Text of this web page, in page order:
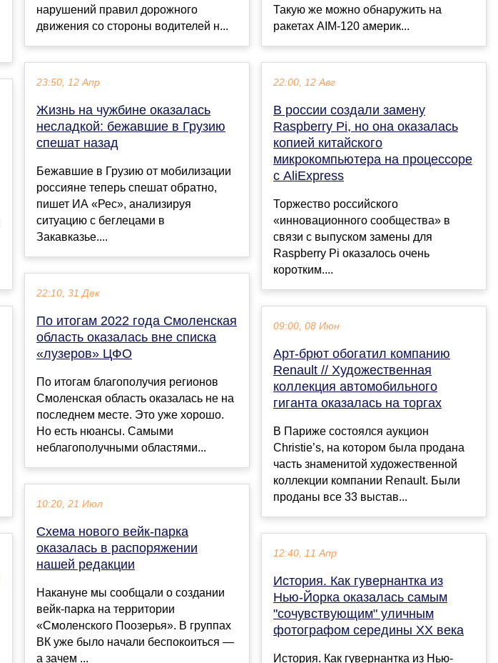
нарушений правил дорожного
движения со стороны водителей н...
23:50, 12 Апр
Жизнь на чужбине оказалась
несладкой: бежавшие в Грузию
спешат назад
Бежавшие в Грузию от мобилизации
россияне теперь спешат обратно,
пишет ИА «Рес», анализируя
ситуацию с беглецами в
Закавказье....
22:10, 31 Дек
По итогам 2022 года Смоленская
область оказалась вне списка
«лузеров» ЦФО
По итогам благополучия регионов
Смоленская область оказалась не на
последнем месте. Это уже хорошо.
Но есть нюансы. Самыми
неблагополучными областями...
10:20, 21 Июл
Схема нового вейк-парка
оказалась в распоряжении
нашей редакции
Накануне мы сообщали о создании
вейк-парка на территории
«Смоленского Поозерья». В группах
ВК уже было начали беспокоиться —
а зачем ...
Такую же можно обнаружить на
ракетах AIM-120 америк...
22:00, 12 Авг
В россии создали замену
Raspberry Pi, но она оказалась
копией китайского
микрокомпьютера на процессоре
с AliExpress
Торжество российского
«инновационного сообщества» в
связи с выпуском замены для
Raspberry Pi оказалось очень
коротким....
09:00, 08 Июн
Арт-брют обогатил компанию
Renault // Художественная
коллекция автомобильного
гиганта оказалась на торгах
В Париже состоялся аукцион
Christie’s, на котором была продана
часть знаменитой художественной
коллекции компании Renault. Были
проданы все 33 выстав...
12:40, 11 Апр
История. Как гувернантка из
Нью-Йорка оказалась самым
"сочувствующим" уличным
фотографом середины XX века
История. Как гувернантка из Нью-